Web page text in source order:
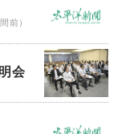
前）
会